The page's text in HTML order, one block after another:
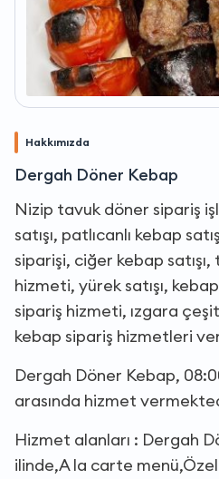
Hakkımızda
Dergah Döner Kebap
Nizip tavuk döner sipariş
satışı, patlıcanlı kebap
siparişi, ciğer kebap
hizmeti, yürek satışı,
sipariş hizmeti, ızgara
kebap sipariş hizmetleri
Dergah Döner Kebap,
arasında hizmet
Hizmet alanları : Dergah
ilinde,A la carte